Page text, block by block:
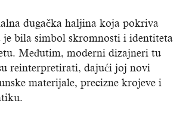
dugačka haljina koja pokriva
je bila simbol skromnosti i identiteta
Međutim, moderni dizajneri tu
reinterpretirati, dajući joj novi
materijale, precizne krojeve i